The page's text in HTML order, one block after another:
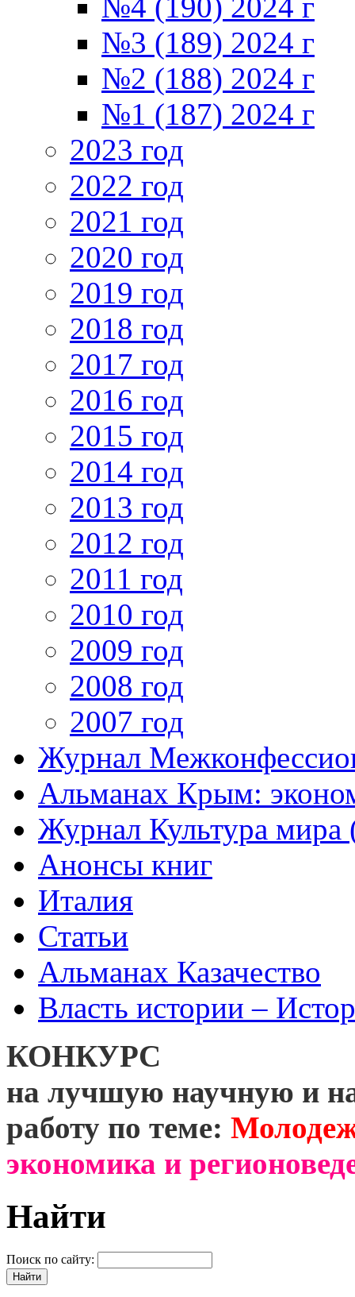
№3 (189) 2024 г
№2 (188) 2024 г
№1 (187) 2024 г
2023 год
2022 год
2021 год
2020 год
2019 год
2018 год
2017 год
2016 год
2015 год
2014 год
2013 год
2012 год
2011 год
2010 год
2009 год
2008 год
2007 год
Журнал
Альманах Крым:
Журнал Культура
Анонсы книг
Италия
Статьи
Альманах Казачество
Власть истории –
КОНКУРС
на лучшую научную и
работу по теме:
экономика и
Найти
Поиск по сайту: